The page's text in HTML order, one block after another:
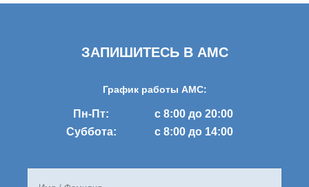
ЗАПИШИТЕСЬ В AMC
График работы AMC:
Пн-Пт:
с 8:00 до 20:00
Суббота:
с 8:00 до 14:00